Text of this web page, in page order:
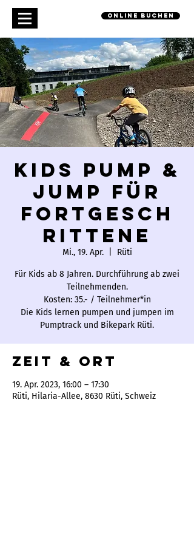
online buchen
Kids Pump &
Jump für
Fortgesch
rittene
Mi., 19. Apr.
  |
Rüti
Für Kids ab 8 Jahren. Durchführung ab zwei
Teilnehmenden.
Kosten: 35.- / Teilnehmer*in
Die Kids lernen pumpen und jumpen im
Pumptrack und Bikepark Rüti.
Zeit & Ort
19. Apr. 2023, 16:00 – 17:30
Rüti, Hilaria-Allee, 8630 Rüti, Schweiz